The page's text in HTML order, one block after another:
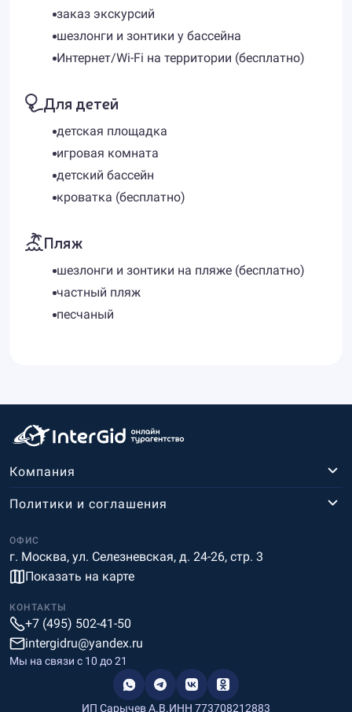
заказ экскурсий
шезлонги и зонтики у бассейна
Интернет/Wi-Fi на территории (бесплатно)
Для детей
детская площадка
игровая комната
детский бассейн
кроватка (бесплатно)
Пляж
шезлонги и зонтики на пляже (бесплатно)
частный пляж
песчаный
Компания
ОФИС
г. Москва, ул. Селезневская, д. 24-26, стр. 3
Показать на карте
Политики и соглашения
КОНТАКТЫ
+7 (495) 502-41-50
intergidru@yandex.ru
Мы на связи c 10 до 21
ИП Сарычев А.В.ИНН 773708212883